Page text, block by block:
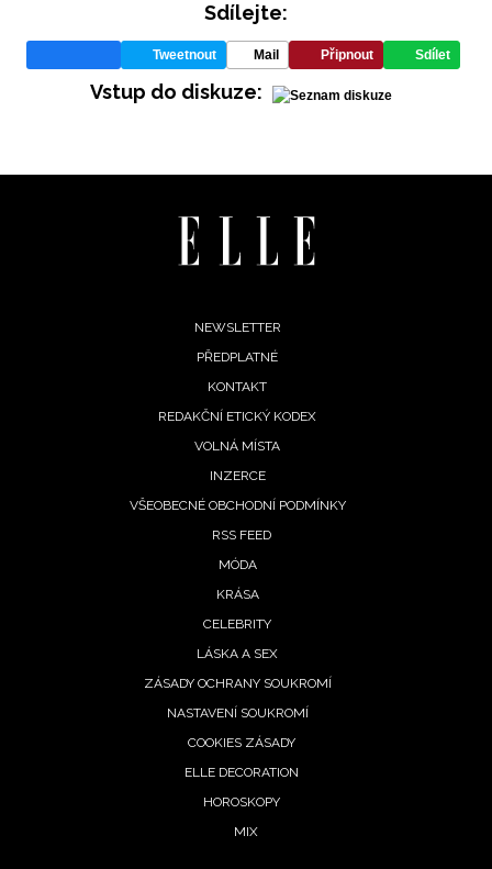
NEWSLETTER
Přihlášením k newsletteru souhlasíte s
Sdílejte:
Tweetnout Mail Připnout Sdílet
Vstup do diskuze:
NEWSLETTER
PŘEDPLATNÉ
KONTAKT
REDAKČNÍ ETICKÝ KODEX
VOLNÁ MÍSTA
INZERCE
VŠEOBECNÉ OBCHODNÍ PODMÍNKY
RSS FEED
MÓDA
KRÁSA
CELEBRITY
LÁSKA A SEX
ZÁSADY OCHRANY SOUKROMÍ
NASTAVENÍ SOUKROMÍ
COOKIES ZÁSADY
ELLE DECORATION
HOROSKOPY
MIX